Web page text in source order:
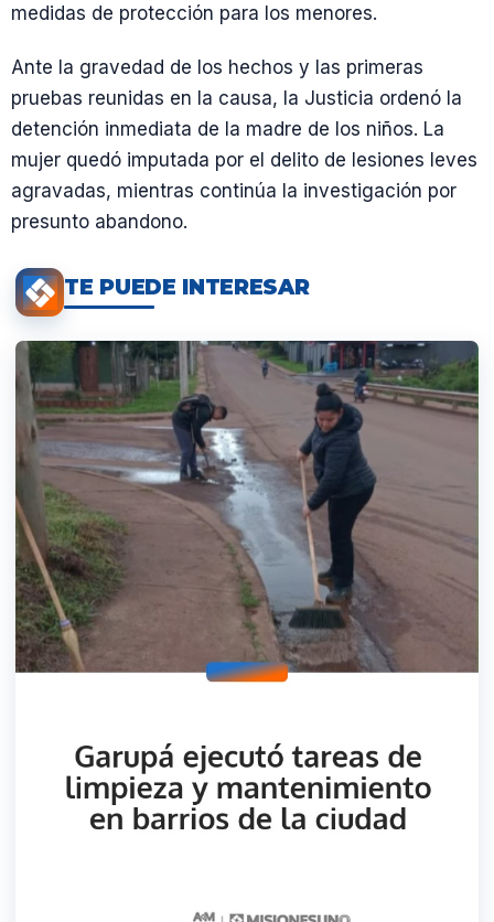
medidas de protección para los menores.
Ante la gravedad de los hechos y las primeras
pruebas reunidas en la causa, la Justicia ordenó la
detención inmediata de la madre de los niños. La
mujer quedó imputada por el delito de lesiones leves
agravadas, mientras continúa la investigación por
presunto abandono.
TE PUEDE INTERESAR